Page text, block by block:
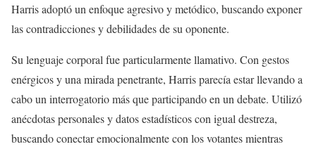
Harris adoptó un enfoque agresivo y metódico, buscando exponer
las contradicciones y debilidades de su oponente.
Su lenguaje corporal fue particularmente llamativo. Con gestos
enérgicos y una mirada penetrante, Harris parecía estar llevando a
cabo un interrogatorio más que participando en un debate. Utilizó
anécdotas personales y datos estadísticos con igual destreza,
buscando conectar emocionalmente con los votantes mientras